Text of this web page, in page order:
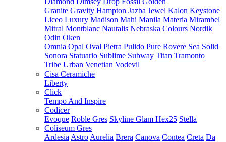
Granite Gravity Hampton Jazba Jewel Kalon Keystone
Liceo Luxury Madison Mahi Manila Materia Mirambel
Mitral Montblanc Nautalis Nebraska Colours Nordik
Odin Oken
Omnia Opal Oval Pietra Pulido Pure Rovere Sea Solid
Sonora Statuario Sublime Subway Titan Tramonto
Tribe Urban Venetian Vodevil
Cisa Ceramiche
Liberty
Click
Tempo And Inspire
Codicer
Evoque Roble Gres Skyline Glam Hex25 Stella
Coliseum Gres
Ardesia Astro Aurelia Brera Canova Contea Creta Da